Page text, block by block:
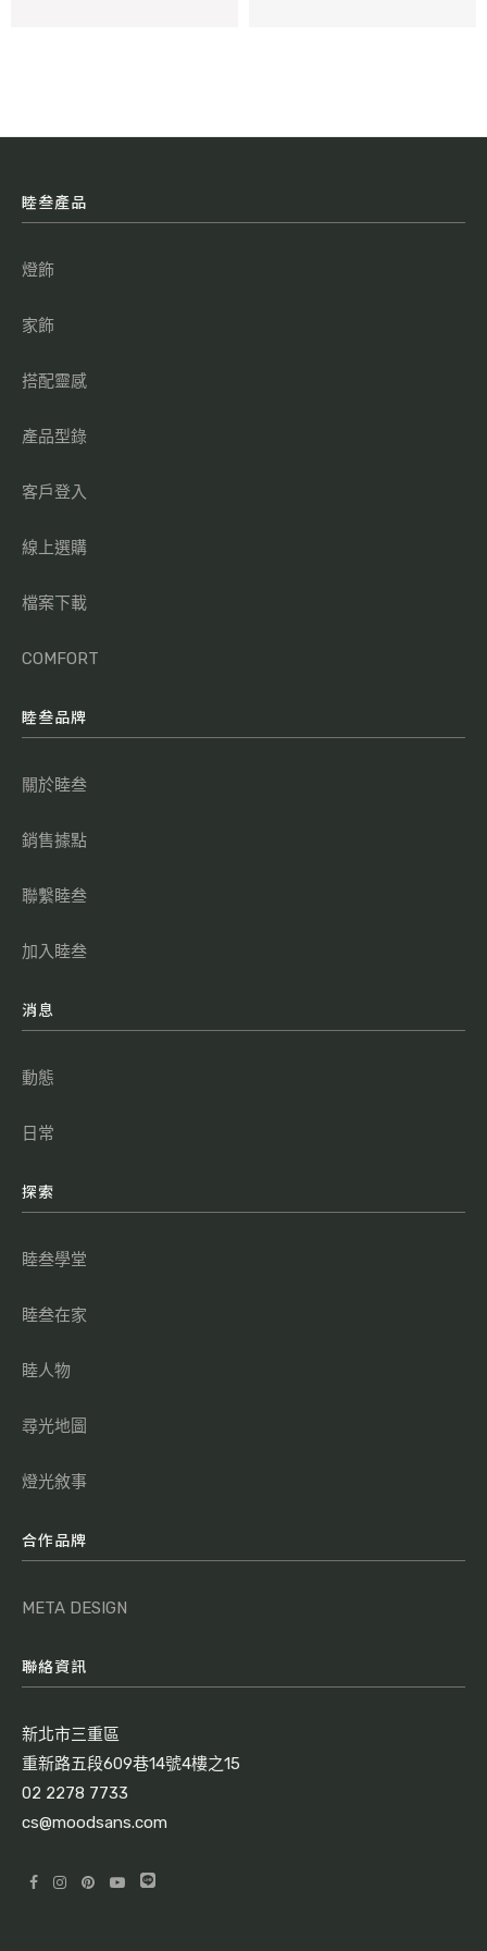
睦叁產品
燈飾
家飾
搭配靈感
產品型錄
客戶登入
線上選購
檔案下載
COMFORT
睦叁品牌
關於睦叁
銷售據點
聯繫睦叁
加入睦叁
消息
動態
日常
探索
睦叁學堂
睦叁在家
睦人物
尋光地圖
燈光敘事
合作品牌
META DESIGN
聯絡資訊
新北市三重區
重新路五段609巷14號4樓之15
02 2278 7733
cs@moodsans.com